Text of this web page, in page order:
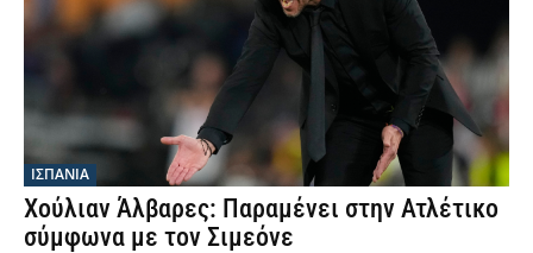
ΙΣΠΑΝΙΑ
Χούλιαν Άλβαρες: Παραμένει στην Ατλέτικο
σύμφωνα με τον Σιμεόνε